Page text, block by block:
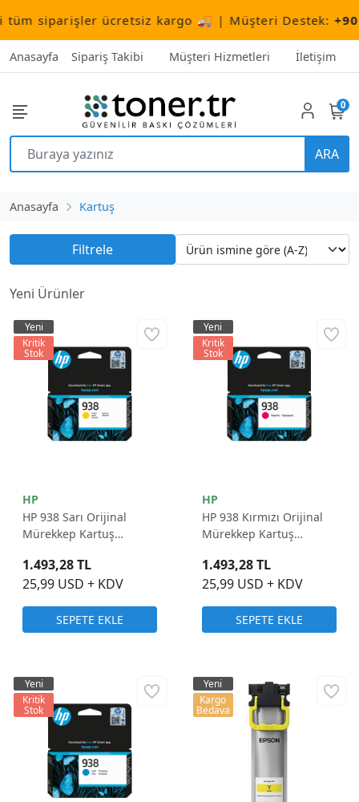
siparişler ücretsiz kargo 🚚 | Müşteri Destek:+90
Anasayfa Sipariş Takibi Müşteri Hizmetleri İletişim
ARA
0
Anasayfa Kartuş
Filtrele
Yeni Ürünler
HP
HP 938 Sarı Orijinal
Mürekkep Kartuş
25,99 USD + KDV
1.493,28 TL
SEPETE EKLE
Yeni
Kritik
Stok
HP
HP 938 Kırmızı Orijinal
Mürekkep Kartuş
25,99 USD + KDV
1.493,28 TL
SEPETE EKLE
Yeni
Kritik
Stok
Yeni
Kritik
Stok
Yeni
Kargo
Bedava